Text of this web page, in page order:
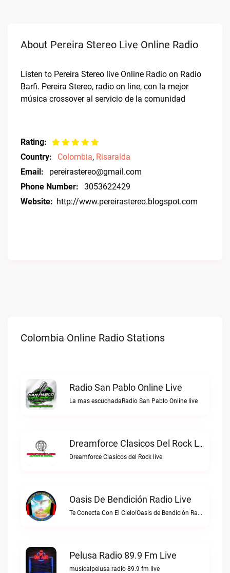
About Pereira Stereo Live Online Radio
Listen to Pereira Stereo live Online Radio on Radio
Barfi. Pereira Stereo, radio on line, con la mejor
música crossover al servicio de la comunidad
Rating:
Country:
Colombia, Risaralda
Email:
pereirastereo@gmail.com
Phone Number:
3053622429
Website: http://www.pereirastereo.blogspot.com
Colombia Online Radio Stations
Radio San Pablo Online Live
La mas escuchadaRadio San Pablo Online live
Dreamforce Clasicos Del Rock Live
Dreamforce Clasicos del Rock live
Oasis De Bendición Radio Live
Te Conecta Con El Cielo!Oasis de Bendición Radio live
Pelusa Radio 89.9 Fm Live
musicalpelusa radio 89.9 fm live